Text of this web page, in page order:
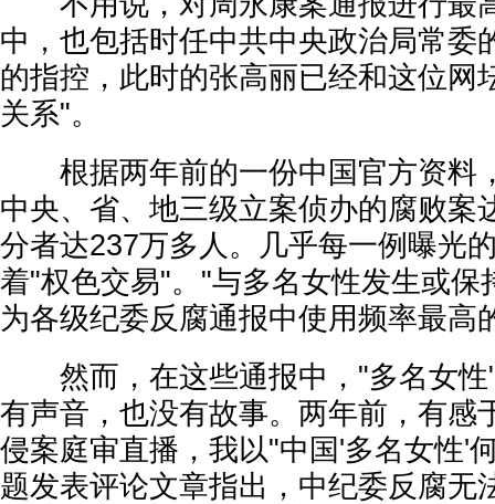
中，也包括时任中共中央政治局常委
的指控，此时的张高丽已经和这位网
关系"。
根据两年前的一份中国官方资料
中央、省、地三级立案侦办的腐败案
分者达237万多人。几乎每一例曝光
着"权色交易"。"与多名女性发生或保
为各级纪委反腐通报中使用频率最高
然而，在这些通报中，"多名女性
有声音，也没有故事。两年前，有感
侵案庭审直播，我以"中国'多名女性'
题发表评论文章指出，中纪委反腐无